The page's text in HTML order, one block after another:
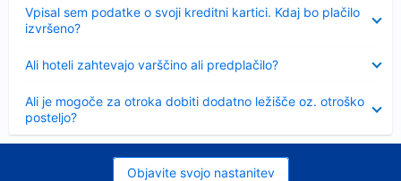
Vpisal sem podatke o svoji kreditni kartici. Kdaj bo plačilo
izvršeno?
Ali hoteli zahtevajo varščino ali predplačilo?
Ali je mogoče za otroka dobiti dodatno ležišče oz. otroško
posteljo?
Objavite svojo nastanitev